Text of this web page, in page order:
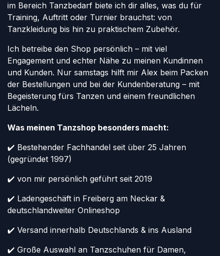
im Bereich Tanzbedarf biete ich dir alles, was du für
Training, Auftritt oder Turnier brauchst: von
Tanzkleidung bis hin zu praktischem Zubehör.
Ich betreibe den Shop persönlich – mit viel
Engagement und echter Nähe zu meinen Kundinnen
und Kunden. Nur samstags hilft mir Alex beim Packen
der Bestellungen und bei der Kundenberatung – mit
Begeisterung fürs Tanzen und einem freundlichen
Lächeln.
Was meinen Tanzshop besonders macht:
✔️ Bestehender Fachhandel seit über 25 Jahren
(gegründet 1997)
✔️ von mir persönlich geführt seit 2019
✔️ Ladengeschäft in Freiberg am Neckar &
deutschlandweiter Onlineshop
✔️ Versand innerhalb Deutschlands & ins Ausland
✔️ Große Auswahl an Tanzschuhen für Damen,